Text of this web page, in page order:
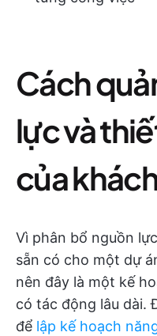
Cách
lực và
của
Vì phân bổ nguồn
sẵn có cho một dự
nên đây là một kế
có tác động lâu dài.
để lập kế hoạch